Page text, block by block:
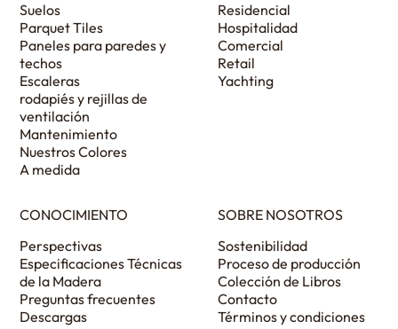
Suelos
Parquet Tiles
Paneles para paredes y
techos
Escaleras
rodapiés y rejillas de
ventilación
Mantenimiento
Nuestros Colores
A medida
Residencial
Hospitalidad
Comercial
Retail
Yachting
CONOCIMIENTO
Perspectivas
Especificaciones Técnicas
de la Madera
Preguntas frecuentes
Descargas
SOBRE NOSOTROS
Sostenibilidad
Proceso de producción
Colección de Libros
Contacto
Términos y condiciones